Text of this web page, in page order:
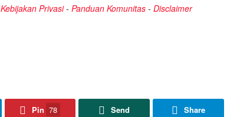
Kebijakan Privasi- Panduan Komunitas - Disclaimer
Pin 78 Send Share